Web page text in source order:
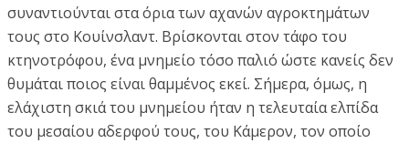
συναντιούνται στα όρια των αχανών αγροκτημάτων
τους στο Κουίνσλαντ. Βρίσκονται στον τάφο του
κτηνοτρόφου, ένα μνημείο τόσο παλιό ώστε κανείς δεν
θυμάται ποιος είναι θαμμένος εκεί. Σήμερα, όμως, η
ελάχιστη σκιά του μνημείου ήταν η τελευταία ελπίδα
του μεσαίου αδερφού τους, του Κάμερον, τον οποίο